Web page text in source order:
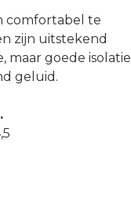
comfortabel te
zijn uitstekend
goede isolatie
geluid.